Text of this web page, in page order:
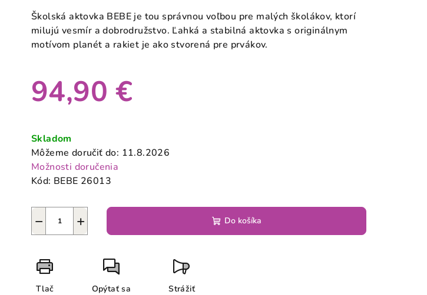
produktu
hviezdičiek.
Školská aktovka BEBE je tou správnou voľbou pre malých školákov, ktorí
milujú vesmír a dobrodružstvo. Ľahká a stabilná aktovka s originálnym
motívom planét a rakiet je ako stvorená pre prvákov.
94,90 €
cena:
Skladom
Môžeme doručiť do: 11.8.2026
Možnosti doručenia
Kód: BEBE 26013
+
− Do košíka
Tlač Opýtať sa Strážiť